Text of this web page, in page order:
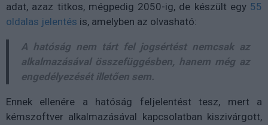
adat, azaz titkos, mégpedig 2050-ig, de készült egy 55
oldalas jelentés is, amelyben az olvasható:
A hatóság nem tárt fel jogsértést nemcsak az
alkalmazásával összefüggésben, hanem még az
engedélyezését illetően sem.
Ennek ellenére a hatóság feljelentést tesz, mert a
kémszoftver alkalmazásával kapcsolatban kiszivárgott,